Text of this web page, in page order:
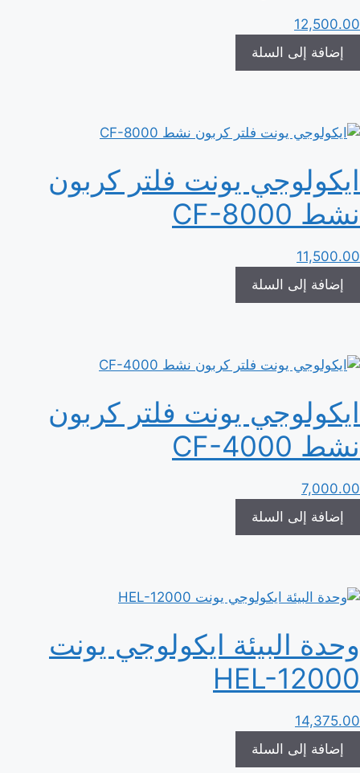
12,500.00
إضافة إلى السلة
ايكولوجي يونت فلتر كربون
نشط CF-8000
11,500.00
إضافة إلى السلة
ايكولوجي يونت فلتر كربون
نشط CF-4000
7,000.00
إضافة إلى السلة
وحدة البيئة ايكولوجي يونت
HEL-12000
14,375.00
إضافة إلى السلة